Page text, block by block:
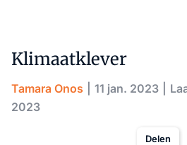
Klimaatklever
Tamara Onos 11 jan. 2023
2023
Delen